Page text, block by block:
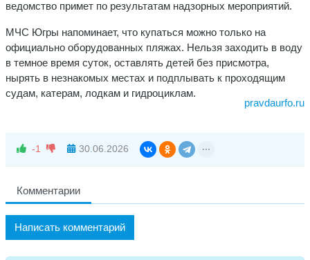
ведомство примет по результатам надзорных мероприятий.
МЧС Югры напоминает, что купаться можно только на
официально оборудованных пляжах. Нельзя заходить в воду
в темное время суток, оставлять детей без присмотра,
нырять в незнакомых местах и подплывать к проходящим
судам, катерам, лодкам и гидроциклам.
pravdaurfo.ru
-1 30.06.2026
Комментарии
Написать комментарий